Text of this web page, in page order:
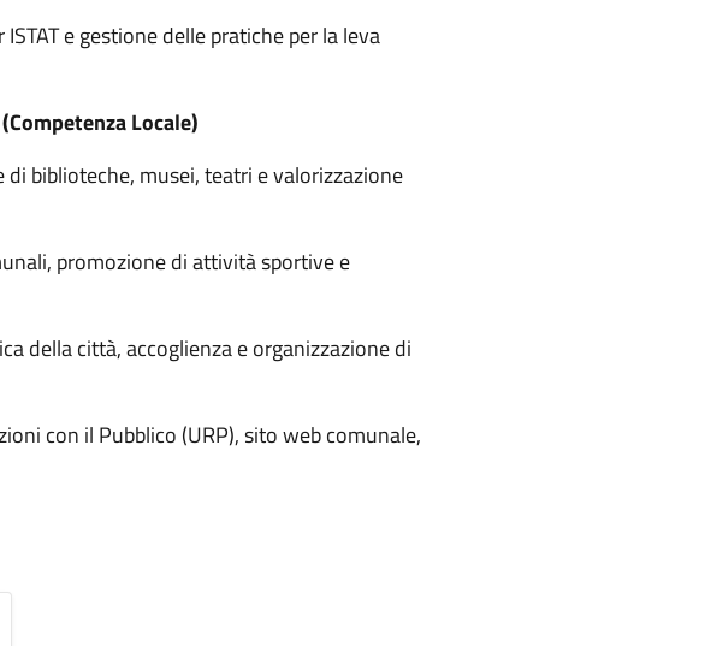
e gestione delle pratiche per la leva
Locale)
biblioteche, musei, teatri e valorizzazione
promozione di attività sportive e
della città, accoglienza e organizzazione di
con il Pubblico (URP), sito web comunale,